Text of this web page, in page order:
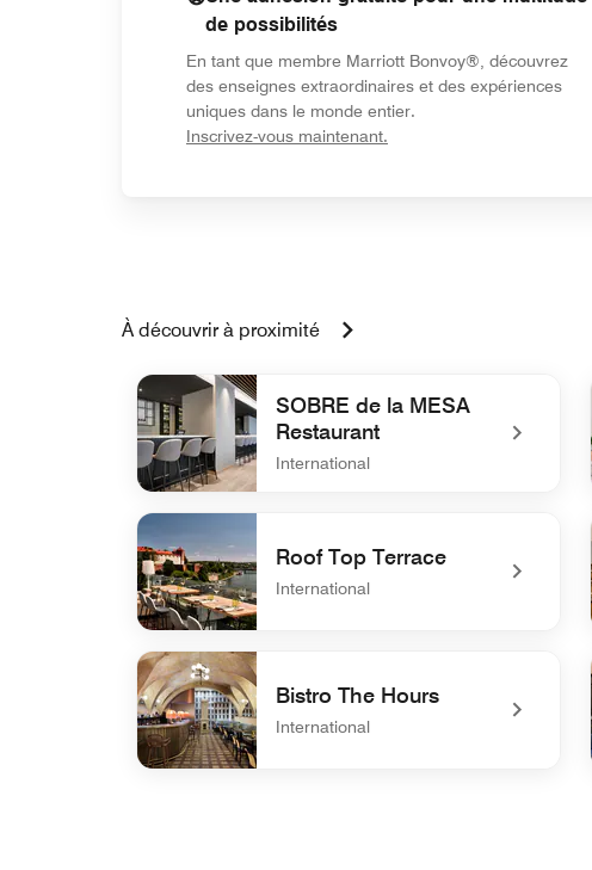
de possibilités
En tant que membre Marriott Bonvoy®, découvrez
des enseignes extraordinaires et des expériences
uniques dans le monde entier.
Inscrivez-vous maintenant.
À découvrir à proximité
SOBRE de la MESA
Restaurant
International
undefined SOBRE de la MESA Restaurant
Roof Top Terrace
International
undefined Roof Top Terrace
Bistro The Hours
International